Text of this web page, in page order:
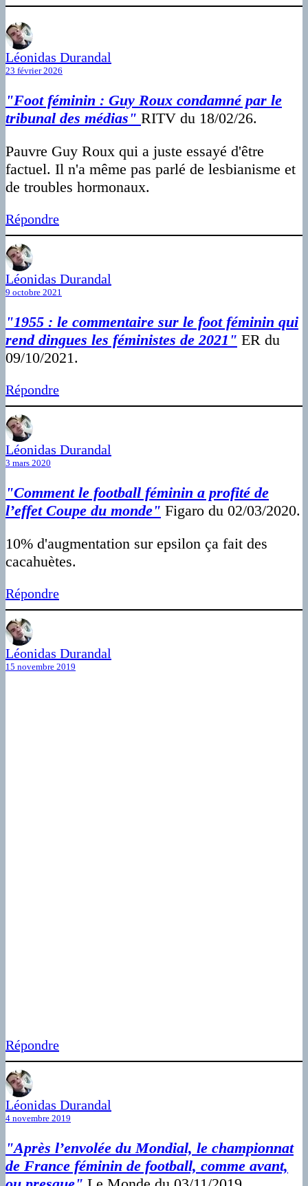
Léonidas Durandal
23 février 2026
"Foot féminin : Guy Roux condamné par le
tribunal des médias" RITV du 18/02/26.
Pauvre Guy Roux qui a juste essayé d'être
factuel. Il n'a même pas parlé de lesbianisme et
de troubles hormonaux.
Répondre
Léonidas Durandal
9 octobre 2021
"1955 : le commentaire sur le foot féminin qui
rend dingues les féministes de 2021" ER du
09/10/2021.
Répondre
Léonidas Durandal
3 mars 2020
"Comment le football féminin a profité de
l’effet Coupe du monde" Figaro du 02/03/2020.
10% d'augmentation sur epsilon ça fait des
cacahuètes.
Répondre
Léonidas Durandal
15 novembre 2019
Répondre
Léonidas Durandal
4 novembre 2019
"Après l’envolée du Mondial, le championnat
de France féminin de football, comme avant,